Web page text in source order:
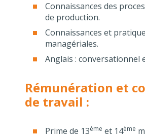
Connaissances des
de production.
Connaissances et
managériales.
Anglais : conversationnel
Rémunération et
de travail :
Prime de 13ème et 14ème